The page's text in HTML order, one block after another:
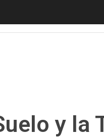
Suelo y la Tierra Fértil:
y la